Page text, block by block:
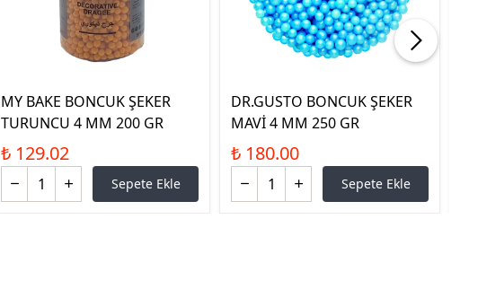
MY BAKE BONCUK ŞEKER
TURUNCU 4 MM 200 GR
₺ 129.02
Sepete Ekle
DR.GUSTO BONCUK ŞEKER
MAVİ 4 MM 250 GR
₺ 180.00
Sepete Ekle